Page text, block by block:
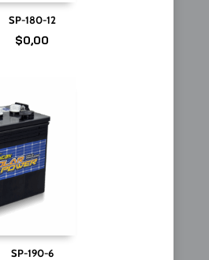
SP-180-12
$0,00
SP-190-6